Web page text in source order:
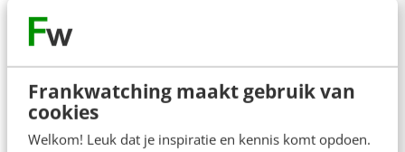
Frankwatching maakt gebruik van
cookies
Welkom! Leuk dat je inspiratie en kennis komt opdoen.
klantcontact
Videogesprekken met je klanten voeren is dus